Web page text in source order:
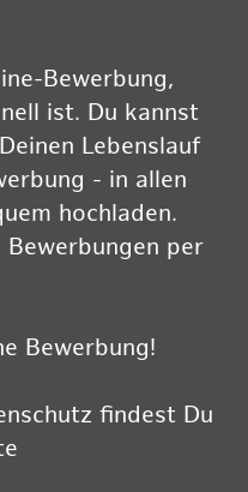
Bewerbung,
ist. Du kannst
Lebenslauf
- in allen
hochladen.
per
Bewerbung!
findest Du